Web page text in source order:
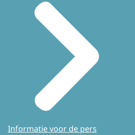
Informatie voor de pers